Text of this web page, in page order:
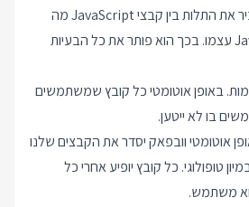
וובפאק יאפשר לנו להעביר את התלות בין קבצי JavaScript מה
HTML לקוד ה JavaScript עצמו. בכך הוא פותר את כל הבעיות
באופן אוטומטי כל קובץ שמשתמשים
בו לא ייטען.
אוטומטי וובפאק יסדר את הקבצים שלנו
טופולוגי. כל קובץ יופיע אחרי כל
משתמש.